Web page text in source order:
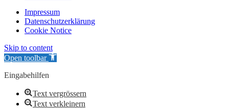
Impressum
Datenschutzerklärung
Cookie Notice
Skip to content
Open toolbar
Eingabehilfen
Text vergrössern
Text verkleinern